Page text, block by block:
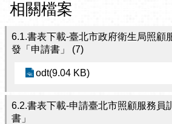
相關檔案
6.1.書表下載-臺北市政府衛生局照顧
發「申請書」 (7)
odt(9.04 KB)
6.2.書表下載-申請臺北市照顧服務員
書」